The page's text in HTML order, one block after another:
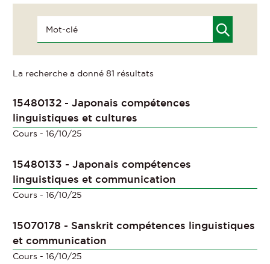
La recherche a donné 81 résultats
15480132 - Japonais compétences
linguistiques et cultures
Cours - 16/10/25
15480133 - Japonais compétences
linguistiques et communication
Cours - 16/10/25
15070178 - Sanskrit compétences linguistiques
et communication
Cours - 16/10/25